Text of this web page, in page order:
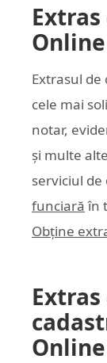
Online
Extrasul
cele mai
notar,
și multe
serviciul
funciară în
Obține
Online